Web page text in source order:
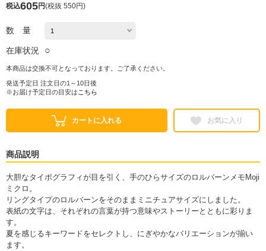
税込605円(税抜 550円)
数 量
在庫状況 ○
本商品は交換不可となっております。ご了承ください。
発送予定日 注文日の1～10日後
※お届け予定日の目安は こちら
カートに入れる お気に入り
商品説明
大胆なタイポグラフィが目を引く、手のひらサイズのロルバーンメモMoji
ミクロ。
リングタイプのロルバーンをそのままミニチュアサイズにしました。
表紙の文字は、それぞれの言葉が持つ意味やストーリーとともに彩りま
す。
夏を感じるキーワードをセレクトし、にぎやかなバリエーションが揃い
ます。